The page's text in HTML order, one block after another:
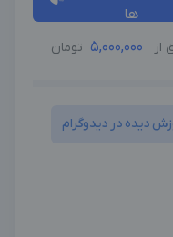
ها
از 5,000,000 تومان
دیده در دیدوگرام